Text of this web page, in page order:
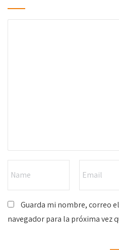
Guarda mi nombre, correo
navegador para la próxima vez